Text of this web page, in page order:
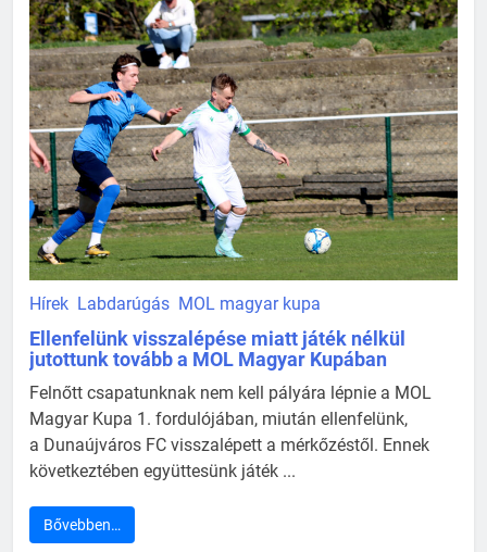
Hírek Labdarúgás MOL magyar kupa
Ellenfelünk visszalépése miatt játék nélkül
jutottunk tovább a MOL Magyar Kupában
Felnőtt csapatunknak nem kell pályára lépnie a MOL
Magyar Kupa 1. fordulójában, miután ellenfelünk,
a Dunaújváros FC visszalépett a mérkőzéstől. Ennek
következtében együttesünk játék ...
Bővebben…